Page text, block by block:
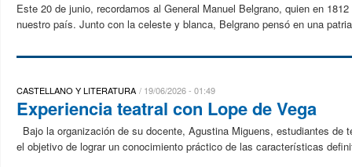
Este 20 de junio, recordamos al General Manuel Belgrano, quien en
nuestro país. Junto con la celeste y blanca, Belgrano pensó en una
CASTELLANO Y LITERATURA 19/06/2026 - 01:49
Experiencia teatral con Lope de Vega
Bajo la organización de su docente, Agustina Miguens, estudiantes
el objetivo de lograr un conocimiento práctico de las características